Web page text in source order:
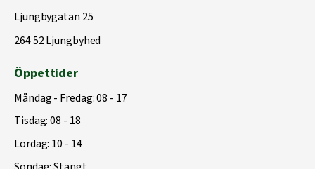
Ljungbygatan 25
264 52 Ljungbyhed
Öppettider
Måndag - Fredag: 08 - 17
Tisdag: 08 - 18
Lördag: 10 - 14